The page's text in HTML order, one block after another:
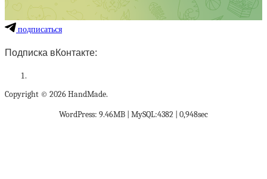
подписаться
Подписка вКонтакте:
Copyright © 2026 HandMade.
WordPress: 9.46MB | MySQL:4382 | 0,948sec